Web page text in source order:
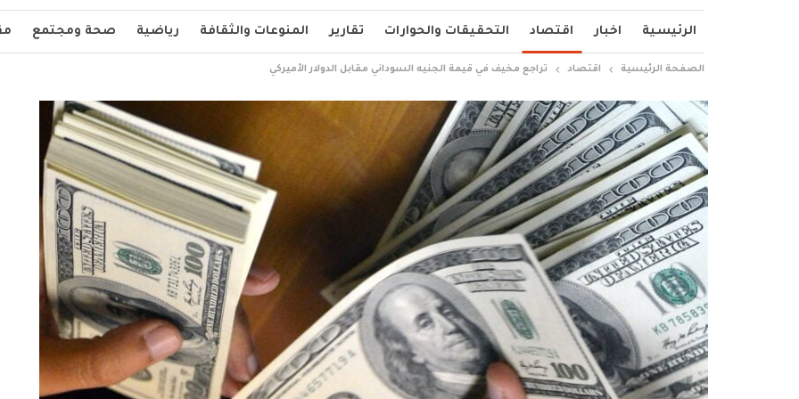
الرئيسية اخبار اقتصاد التحقيقات والحوارات تقارير المنوعات والثقافة رياضية صحة ومجتمع
الصفحة الرئيسية اقتصاد تراجع مخيف في قيمة الجنيه السوداني مقابل الدولار الأميركي